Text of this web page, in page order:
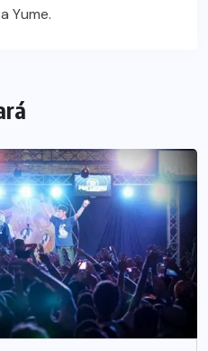
Yume.